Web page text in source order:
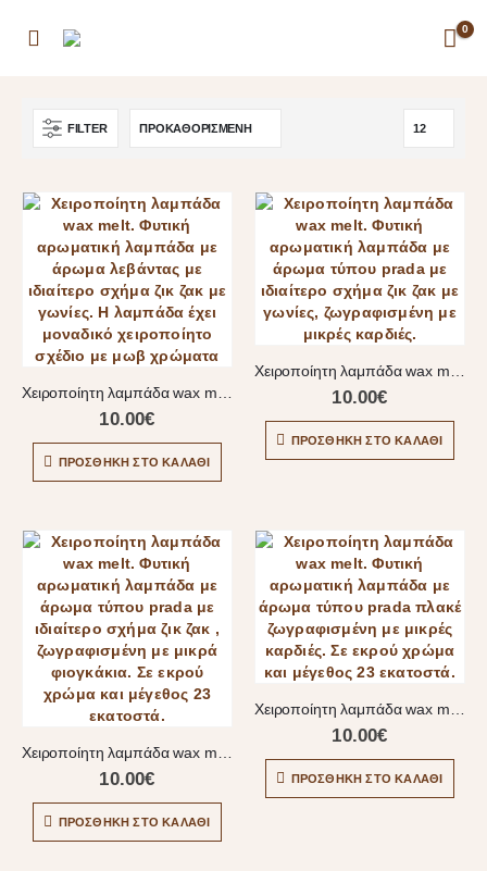
0
FILTER
10.00€
ΠΡΟΣΘΉΚΗ ΣΤΟ ΚΑΛΆΘΙ
10.00€
ΠΡΟΣΘΉΚΗ ΣΤΟ ΚΑΛΆΘΙ
Χειροποίητη λαμπάδα wax melt
10.00€
ΠΡΟΣΘΉΚΗ ΣΤΟ ΚΑΛΆΘΙ
Χειροποίητη λαμπάδα wax melt
10.00€
ΠΡΟΣΘΉΚΗ ΣΤΟ ΚΑΛΆΘΙ